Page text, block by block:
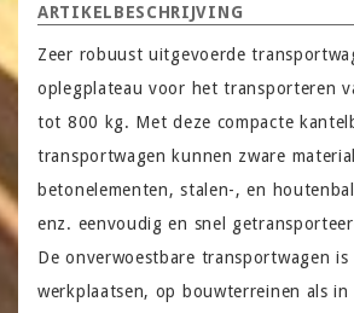
ARTIKELBESCHRIJVING
Zeer robuust uitgevoerde
oplegplateau voor het transporteren
tot 800 kg. Met deze compacte
transportwagen kunnen zware
betonelementen, stalen-, en
enz. eenvoudig en snel
De onverwoestbare transportwagen
werkplaatsen, op bouwterreinen als in